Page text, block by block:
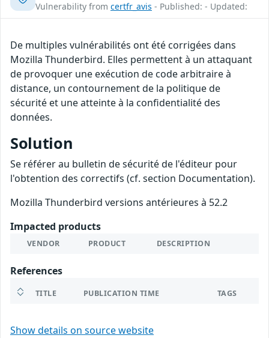
Vulnerability from certfr_avis - Published: - Updated:
De multiples vulnérabilités ont été corrigées dans
Mozilla Thunderbird. Elles permettent à un attaquant
de provoquer une exécution de code arbitraire à
distance, un contournement de la politique de
sécurité et une atteinte à la confidentialité des
données.
Solution
Se référer au bulletin de sécurité de l'éditeur pour
l'obtention des correctifs (cf. section Documentation).
Mozilla Thunderbird versions antérieures à 52.2
Impacted products
VENDOR PRODUCT DESCRIPTION
References
TITLE PUBLICATION TIME TAGS
Show details on source website